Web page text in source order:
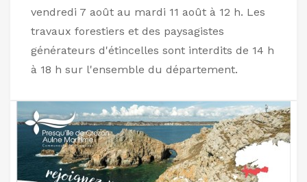
vendredi 7 août au mardi 11 août à 12 h. Les
travaux forestiers et des paysagistes
générateurs d'étincelles sont interdits de 14 h
à 18 h sur l'ensemble du département.